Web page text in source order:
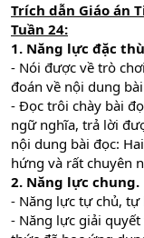
Trích dẫn Giáo án
Tuần 24:
1. Năng lực đặc
- Nói được về trò
đoán về nội dung
- Đọc trôi chày bài
ngữ nghĩa, trả lời
nội dung bài đọc:
hứng và rất chuyên
2. Năng lực chung.
- Năng lực tự chủ, tự
- Năng lực giải quyết